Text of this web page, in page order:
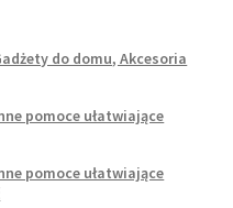
do domu, Akcesoria
pomoce ułatwiające
pomoce ułatwiające